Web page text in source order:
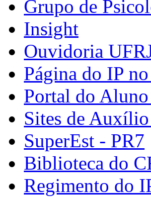
Grupo de
Insight
Ouvidoria
Página do IP
Portal do
Sites de Auxílio
SuperEst - PR7
Biblioteca do
Regimento do